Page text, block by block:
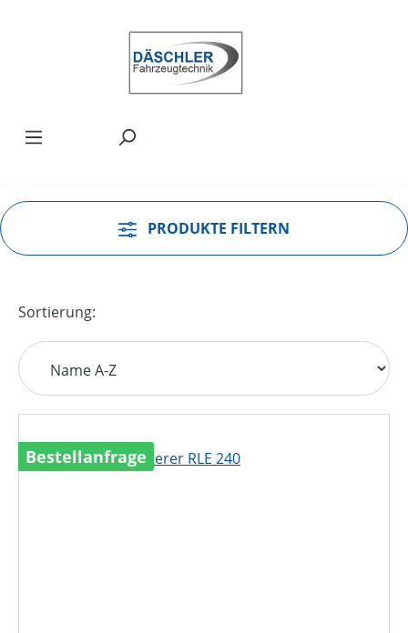
PRODUKTE FILTERN
Sortierung:
Bestellanfrage